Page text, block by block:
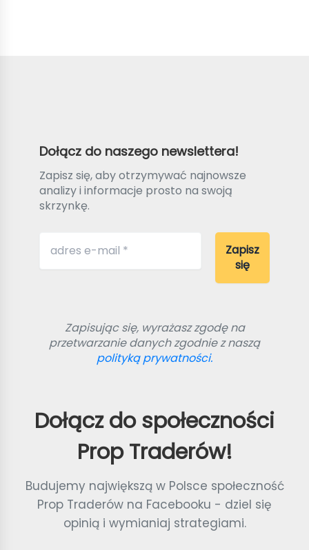
Dołącz do naszego newslettera!
Zapisz się, aby otrzymywać najnowsze
analizy i informacje prosto na swoją
skrzynkę.
Zapisując się, wyrażasz zgodę na
przetwarzanie danych zgodnie z naszą
polityką prywatności.
Dołącz do społeczności
Prop Traderów!
Budujemy największą w Polsce społeczność
Prop Traderów na Facebooku - dziel się
opinią i wymianiaj strategiami.